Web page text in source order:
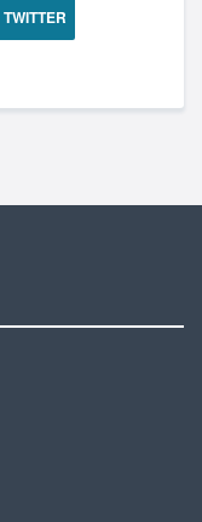
TWITTER